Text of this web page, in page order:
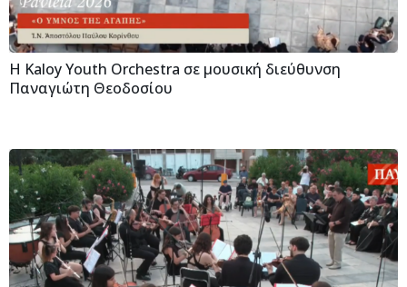
H Kaloy Youth Orchestra σε μουσική διεύθυνση
Παναγιώτη Θεοδοσίου